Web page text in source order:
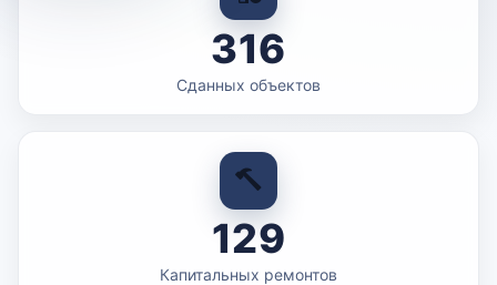
316
Сданных объектов
129
Капитальных ремонтов